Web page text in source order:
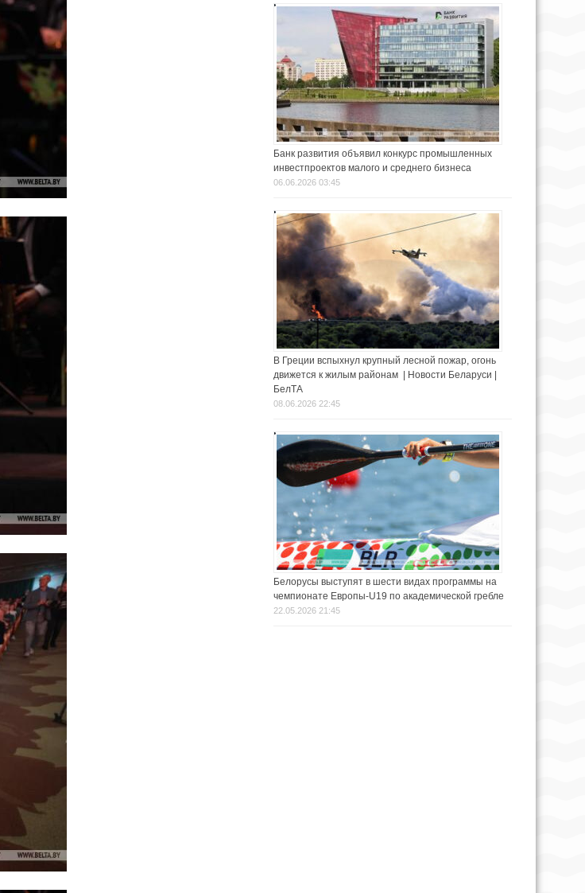
Банк развития объявил конкурс промышленных
инвестпроектов малого и среднего бизнеса
06.06.2026 03:45
В Греции вспыхнул крупный лесной пожар, огонь
движется к жилым районам | Новости Беларуси |
БелТА
08.06.2026 22:45
Белорусы выступят в шести видах программы на
чемпионате Европы-U19 по академической гребле
22.05.2026 21:45